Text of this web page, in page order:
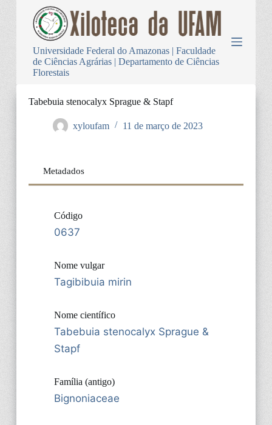
Universidade Federal do Amazonas | Faculdade
de Ciências Agrárias | Departamento de Ciências
Florestais
Tabebuia stenocalyx Sprague & Stapf
xyloufam 11 de março de 2023
Metadados
Código
0637
Nome vulgar
Tagibibuia mirin
Nome científico
Tabebuia stenocalyx Sprague &
Stapf
Família (antigo)
Bignoniaceae